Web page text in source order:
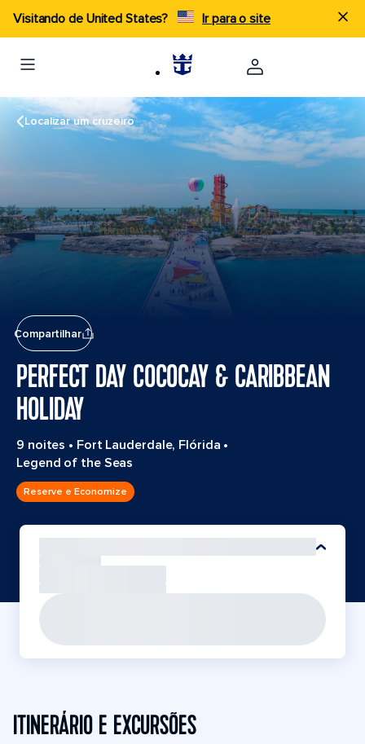
Visitando de United States? Ir para o site
Localizar um cruzeiro
Compartilhar
PERFECT DAY COCOCAY & CARIBBEAN
HOLIDAY
9 noites • Fort Lauderdale, Flórida •
Legend of the Seas
Reserve e Economize
ITINERÁRIO E EXCURSÕES